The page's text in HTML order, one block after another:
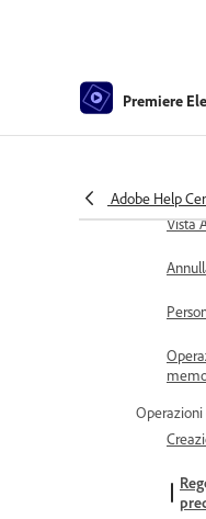
Premiere
Adobe Help
Vista